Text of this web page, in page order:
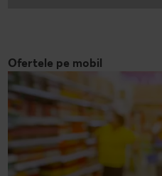
Ofertele pe mobil